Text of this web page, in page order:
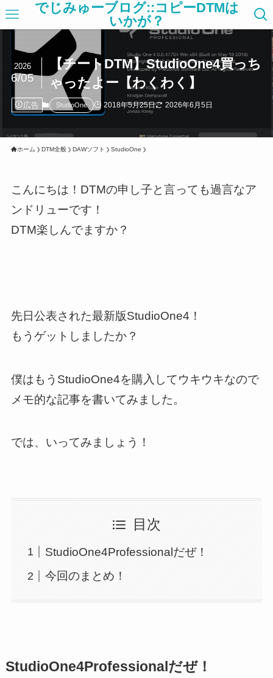
でじみゅーブログ::コピーDTMは
いかが？
【チートDTM】StudioOne4買っち
ゃったよー【わくわく】
2026
6/05
広告 StudioOne 2018年5月25日 2026年6月5日
ホーム DTM全般 DAWソフト StudioOne
こんにちは！DTMの申し子と言っても過言なア
ンドリューです！
DTM楽しんでますか？
先日公表された最新版StudioOne4！
もうゲットしましたか？
僕はもうStudioOne4を購入してウキウキなので
メモ的な記事を書いてみました。
では、いってみましょう！
目次
StudioOne4Professionalだぜ！
今回のまとめ！
StudioOne4Professionalだぜ！